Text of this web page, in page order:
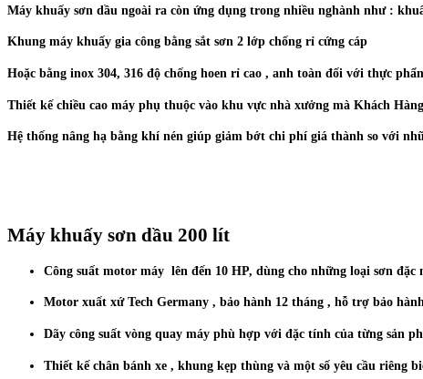
Máy khuấy sơn dầu ngoài ra còn ứng dụng trong nhiều nghành như :
Khung máy khuấy gia công bằng sắt sơn 2 lớp chống rỉ cứng cáp
Hoặc bằng inox 304, 316 độ chống hoen rỉ cao , anh toàn đối với thực
Thiết kế chiều cao máy phụ thuộc vào khu vực nhà xưởng mà Khách
Hệ thống nâng hạ bằng khí nén giúp giảm bớt chi phí giá thành so với
Máy khuấy sơn dầu 200 lít
Công suất motor máy lên đến 10 HP, dùng cho những loại sơn đặc
Motor xuất xứ Tech Germany , bảo hành 12 tháng , hỗ trợ bảo
Dãy công suất vòng quay máy phù hợp với đặc tính của từng sản
Thiết kế chân bánh xe , khung kẹp thùng và một số yêu cầu riêng